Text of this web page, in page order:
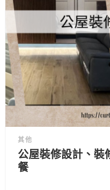
其他
公屋裝修設計、裝
餐